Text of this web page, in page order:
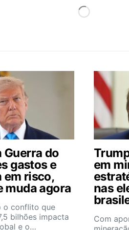
Guerra do
gastos e
em risco,
muda agora
o conflito que
bilhões impacta
e o…
em
nas
Com